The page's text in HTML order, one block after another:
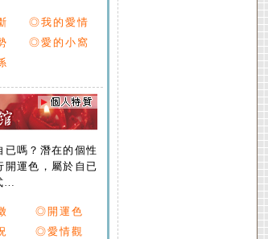
◎我的愛情
◎愛的小窩
已嗎？潛在的個性
開運色，屬於自已
…
◎開運色
◎愛情觀